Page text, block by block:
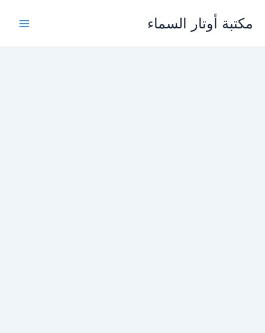
مكتبة أوتار السماء